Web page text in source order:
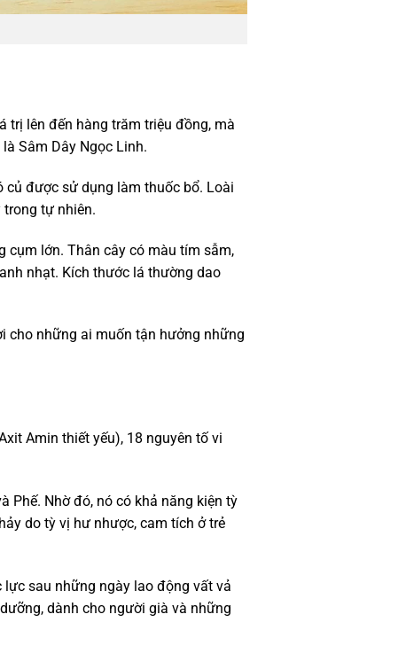
trị lên đến hàng trăm triệu đồng, mà
Sâm Dây Ngọc Linh.
củ được sử dụng làm thuốc bổ. Loài
tự nhiên.
cụm lớn. Thân cây có màu tím sẫm,
nhạt. Kích thước lá thường dao
cho những ai muốn tận hưởng những
Amin thiết yếu), 18 nguyên tố vi
Phế. Nhờ đó, nó có khả năng kiện tỳ
do tỳ vị hư nhược, cam tích ở trẻ
sau những ngày lao động vất vả
dành cho người già và những